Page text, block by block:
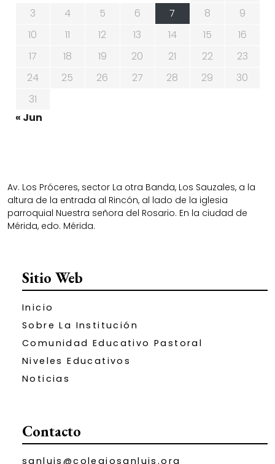
3
4 5 6 7 8
9
10
11 12 13 14 15
16
17
18 19 20 21 22
23
24
25 26 27 28 29
30
31
« Jun
Av. Los Próceres, sector La otra Banda, Los Sauzales, a la
altura de la entrada al Rincón, al lado de la iglesia
parroquial Nuestra señora del Rosario. En la ciudad de
Mérida, edo. Mérida.
Sitio Web
Inicio
Sobre La Institución
Comunidad Educativo Pastoral
Niveles Educativos
Noticias
Contacto
sanluis@colegiosanluis.org